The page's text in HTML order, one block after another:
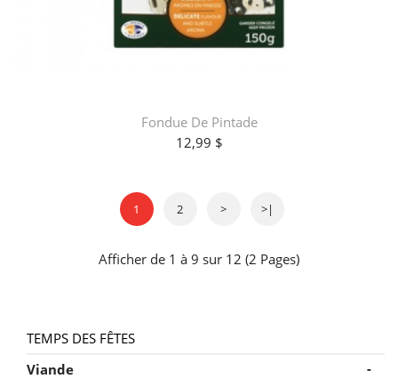
TEMPS DES FÊTES
Viande
-
Fondue De Pintade
12,99 $
1 2 > >|
Afficher de 1 à 9 sur 12 (2 Pages)